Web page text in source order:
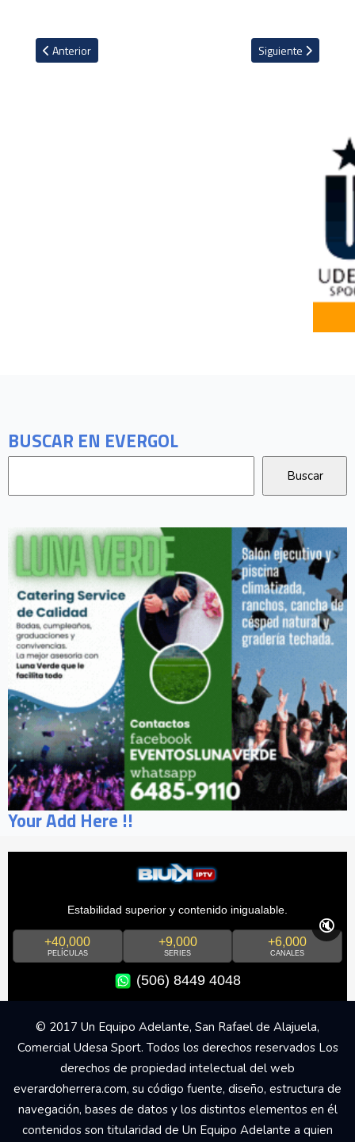
BUSCAR EN EVERGOL
Your Add Here !!
Artículo anterior: Atlético remonta ante Osasuna y el Madrid
Anterior Artículo siguiente:
Siguiente
Estabilidad superior y contenido inigualable.
+40,000
PELÍCULAS
+9,000
SERIES
+6,000
CANALES
(506) 8449 4048
🔇
© 2017 Un Equipo Adelante, San Rafael de Alajuela,
Comercial Udesa Sport. Todos los derechos reservados Los
derechos de propiedad intelectual del web
everardoherrera.com, su código fuente, diseño, estructura de
navegación, bases de datos y los distintos elementos en él
contenidos son titularidad de Un Equipo Adelante a quien